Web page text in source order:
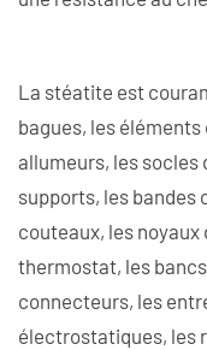
La stéatite est
bagues, les
allumeurs, les socles
supports, les bandes
couteaux, les
thermostat, les
connecteurs, les
électrostatiques, les